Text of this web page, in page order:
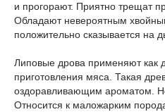
и прогорают. Приятно трещат
Обладают невероятным
положительно сказывается на
Липовые дрова применяют как
приготовления мяса. Такая
оздоравливающим ароматом.
Относится к маложарким